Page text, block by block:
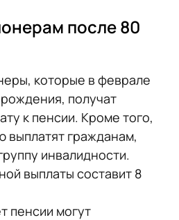
после 80
которые в феврале
получат
к пенсии. Кроме того,
гражданам,
инвалидности.
выплаты составит 8
пенсии могут